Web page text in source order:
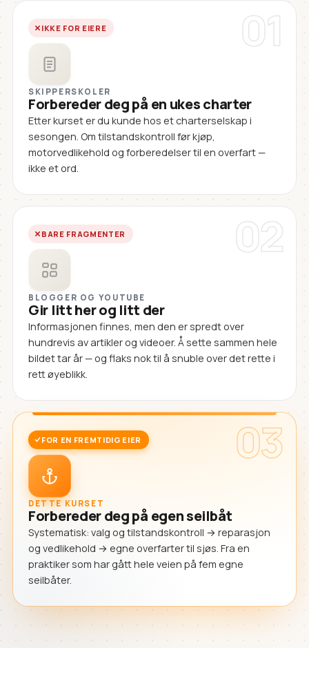
01
IKKE FOR EIERE
SKIPPERSKOLER
Forbereder deg på en ukes charter
Etter kurset er du kunde hos et charterselskap i
sesongen. Om tilstandskontroll før kjøp,
motorvedlikehold og forberedelser til en overfart —
ikke et ord.
02
BARE FRAGMENTER
BLOGGER OG YOUTUBE
Gir litt her og litt der
Informasjonen finnes, men den er spredt over
hundrevis av artikler og videoer. Å sette sammen hele
bildet tar år — og flaks nok til å snuble over det rette i
rett øyeblikk.
03
FOR EN FREMTIDIG EIER
DETTE KURSET
Forbereder deg på egen seilbåt
Systematisk: valg og tilstandskontroll → reparasjon
og vedlikehold → egne overfarter til sjøs. Fra en
praktiker som har gått hele veien på fem egne
seilbåter.